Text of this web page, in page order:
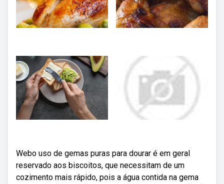
Webo uso de gemas puras para dourar é em geral
reservado aos biscoitos, que necessitam de um
cozimento mais rápido, pois a água contida na gema